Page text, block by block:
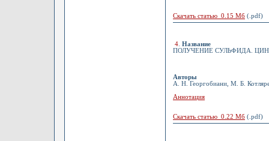
Скачать статью 0.15 Мб (.pdf)
4 Название
ПОЛУЧЕНИЕ СУЛЬФИДА.
Авторы
А. Н. Георгобиани, М. Б.
Аннотация
Скачать статью 0.22 Мб (.pdf)